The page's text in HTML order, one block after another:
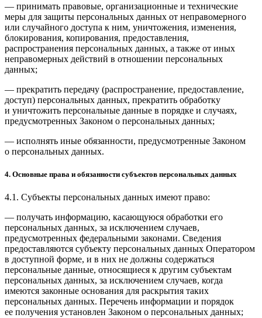
— принимать правовые, организационные и технические
меры для защиты персональных данных от неправомерного
или случайного доступа к ним, уничтожения, изменения,
блокирования, копирования, предоставления,
распространения персональных данных, а также от иных
неправомерных действий в отношении персональных
данных;
— прекратить передачу (распространение, предоставление,
доступ) персональных данных, прекратить обработку
и уничтожить персональные данные в порядке и случаях,
предусмотренных Законом о персональных данных;
— исполнять иные обязанности, предусмотренные Законом
о персональных данных.
4. Основные права и обязанности субъектов персональных данных
4.1. Субъекты персональных данных имеют право:
— получать информацию, касающуюся обработки его
персональных данных, за исключением случаев,
предусмотренных федеральными законами. Сведения
предоставляются субъекту персональных данных Оператором
в доступной форме, и в них не должны содержаться
персональные данные, относящиеся к другим субъектам
персональных данных, за исключением случаев, когда
имеются законные основания для раскрытия таких
персональных данных. Перечень информации и порядок
ее получения установлен Законом о персональных данных;